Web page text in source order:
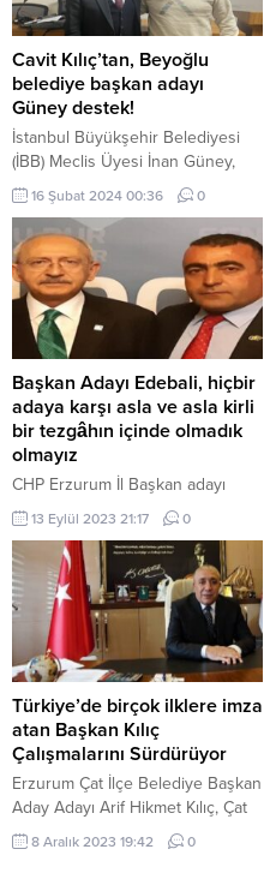
Cavit Kılıç’tan, Beyoğlu
belediye başkan adayı
Güney destek!
İstanbul Büyükşehir Belediyesi
(İBB) Meclis Üyesi İnan Güney,
Beyoğlu’na belediye başkan
adayı oldu. İstanbul Büyükşehir
Belediye Meclis Üyesi İnan
Güney, Cumhuriyet Halk Partisi
(CHP) Parti Meclisi (PM)
toplantısında alınan kararla, 31
Mart 2024’teki yerel seçimlerde
Beyoğlu Belediye Başkan adayı
olarak gösterildi. Beyoğlu’nda
CHP’nin Belediye Başkan Adayı
olarak belirlenen başarılı iş...
16 Şubat 2024 00:36 0
Başkan Adayı Edebali, hiçbir
adaya karşı asla ve asla kirli
bir tezgâhın içinde olmadık
olmayız
CHP Erzurum İl Başkan adayı
Mahmut Edebali, açıklamasında il
kongresinin CHP’nin yeniden
ayağa kalkış kongresi olacağını
söyledi: “Türkiye’yi bu zor
durumdan çıkartacak Cumhuriyet
Halk Partisidir. Cumhuriyet Halk
Partisi’ni de ayağa kaldıracak olan
örgütsel irade ve tabanın
birlikteliğidir. Hep birlikte ayağa
kalkacağız ve hedefimize doğru
ilerleyeceğiz… Ben, tarihimizin
bize yüklediği sorumluluk...
13 Eylül 2023 21:17 0
Türkiye’de birçok ilklere imza
atan Başkan Kılıç
Çalışmalarını Sürdürüyor
Erzurum Çat İlçe Belediye Başkan
Aday Adayı Arif Hikmet Kılıç, Çat
Belediye Başkanlığı için yeniden
aday adayı oldu. Aday Adaylığını
8 Aralık 2023 19:42 0